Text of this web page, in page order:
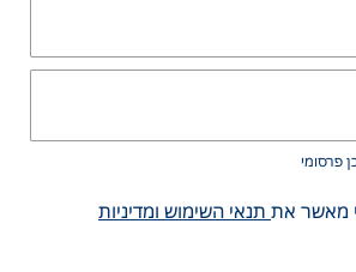
אתתנאי השימוש ומדיניות